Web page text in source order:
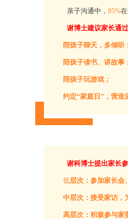
亲子沟通中，85%
谢博士建议家长通
陪孩子聊天，多倾听
陪孩子读书、讲故事
陪孩子玩游戏；
约定“家庭日”，营造
谢科博士提出家长
低层次：参加家长会
中层次：接受家访，
高层次：积极参与家